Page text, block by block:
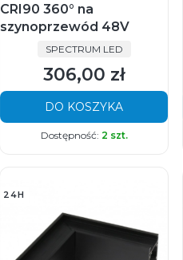
CRI90 360° na
szynoprzewód 48V
PRODUCENT
SPECTRUM LED
Cena
306,00 zł
DO KOSZYKA
Dostępność: 2 szt.
24H